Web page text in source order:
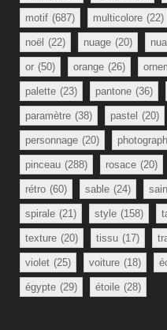
motif (687) multicolore (22)
noël (22) nuage (20)
or (50) orange (26)
palette (23) pantone (36)
paramètre (38) pastel (20)
personnage (20)
pinceau (288) rosace (20)
rétro (60) sable (24)
spirale (21) style (158)
texture (20) tissu (17)
violet (25) voiture (18)
égypte (29) étoile (28)